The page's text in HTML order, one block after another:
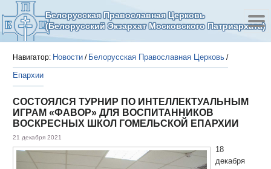
Белорусская Православная Церковь
(Белорусский Экзархат Московского Патриархата)
Навигатор: Новости / Белорусская Православная Церковь /
Епархии
СОСТОЯЛСЯ ТУРНИР ПО ИНТЕЛЛЕКТУАЛЬНЫМ
ИГРАМ «ФАВОР» ДЛЯ ВОСПИТАННИКОВ
ВОСКРЕСНЫХ ШКОЛ ГОМЕЛЬСКОЙ ЕПАРХИИ
21 декабря 2021
18
декабря